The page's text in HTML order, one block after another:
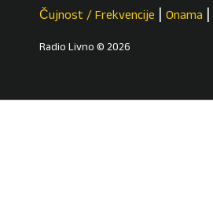
Čujnost / Frekvencije Onama
Radio Livno © 2026